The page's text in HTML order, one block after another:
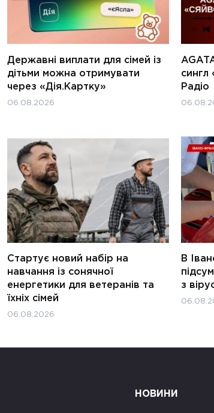
Державні виплати для сімей із
дітьми можна отримувати
через «Дія.Картку»
06.08.2026
сингл
Радіо
Стартує новий набір на
навчання із сонячної
енергетики для ветеранів та
їхніх сімей
06.08.2026
В
з
НОВИНИ